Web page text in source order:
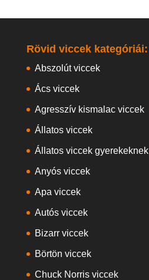
Rövid viccek kategóriái:
Abszolút viccek
Ács viccek
Agresszív kismalac viccek
Állatos viccek
Állatos viccek gyerekeknek
Anyós viccek
Apa viccek
Autós viccek
Bizarr viccek
Börtön viccek
Chuck Norris viccek